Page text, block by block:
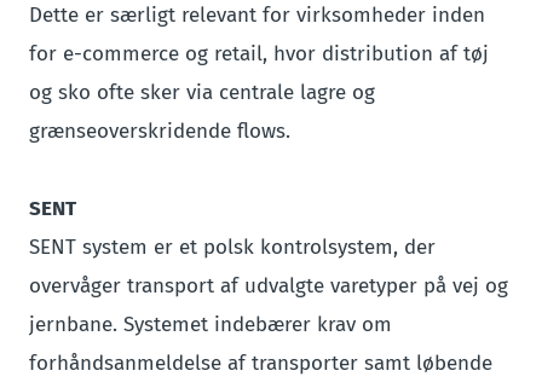
Dette er særligt relevant for virksomheder inden
for e-commerce og retail, hvor distribution af tøj
og sko ofte sker via centrale lagre og
grænseoverskridende flows.
SENT
SENT system er et polsk kontrolsystem, der
overvåger transport af udvalgte varetyper på vej og
jernbane. Systemet indebærer krav om
forhåndsanmeldelse af transporter samt løbende